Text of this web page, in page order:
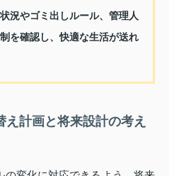
況やゴミ出しルール、管理人
を確認し、快適な生活が送れ
計画と将来設計の考え